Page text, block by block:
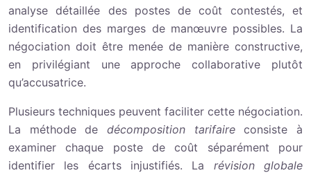
analyse détaillée des postes de coût contestés, et
identification des marges de manœuvre possibles. La
négociation doit être menée de manière constructive,
en privilégiant une approche collaborative plutôt
qu’accusatrice.
Plusieurs techniques peuvent faciliter cette négociation.
La méthode de décomposition tarifaireconsiste à
examiner chaque poste de coût séparément pour
identifier les écarts injustifiés. La révision globale